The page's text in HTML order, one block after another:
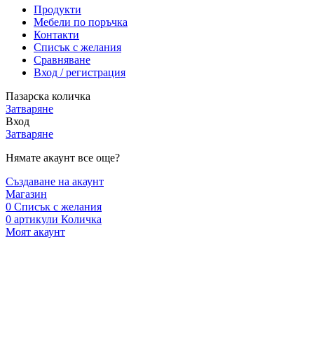
Продукти
Мебели по поръчка
Контакти
Списък с желания
Сравняване
Вход / регистрация
Пазарска количка
Затваряне
Вход
Затваряне
Нямате акаунт все още?
Създаване на акаунт
Магазин
0 Списък с желания
0 артикули Количка
Моят акаунт